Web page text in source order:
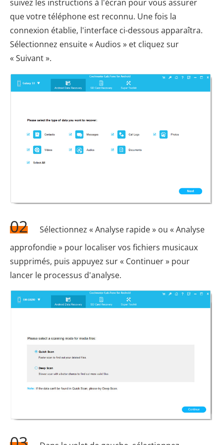
suivez les instructions à l'écran pour vous assurer
que votre téléphone est reconnu. Une fois la
connexion établie, l'interface ci-dessous apparaîtra.
Sélectionnez ensuite « Audios » et cliquez sur
« Suivant ».
02
Sélectionnez « Analyse rapide » ou « Analyse
approfondie » pour localiser vos fichiers musicaux
supprimés, puis appuyez sur « Continuer » pour
lancer le processus d'analyse.